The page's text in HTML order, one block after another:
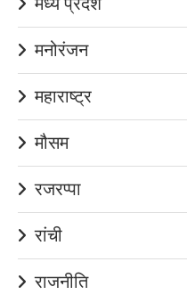
मनोरंजन
महाराष्ट्र
मौसम
रजरप्पा
रांची
राजनीति